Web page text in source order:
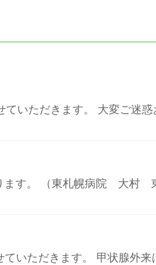
いただきます。 大変ご迷
ます。 （東札幌病院 大村
いただきます。 甲状腺外